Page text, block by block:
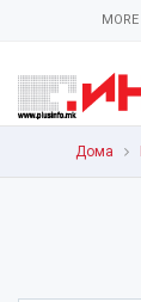
MORE
Дома